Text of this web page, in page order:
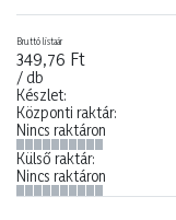
Bruttó listaár
349,76 Ft
/ db
Készlet:
Központi raktár:
Nincs raktáron
Külső raktár:
Nincs raktáron